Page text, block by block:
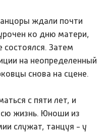
ждали почти
ко дню матери,
состоялся. Затем
на неопределенный
снова на сцене.
с пяти лет, и
жизнь. Юноши из
служат, танцуя - у